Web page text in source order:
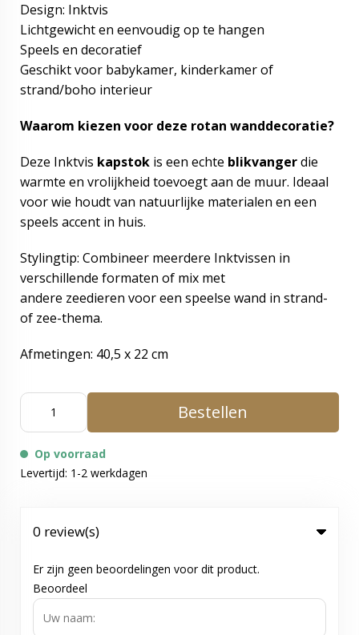
Design: Inktvis
Lichtgewicht en eenvoudig op te hangen
Speels en decoratief
Geschikt voor babykamer, kinderkamer of
strand/boho interieur
Waarom kiezen voor deze rotan wanddecoratie?
Deze Inktvis kapstok is een echte blikvangerdie
warmte en vrolijkheid toevoegt aan de muur. Ideaal
voor wie houdt van natuurlijke materialen en een
speels accent in huis.
Stylingtip: Combineer meerdere Inktvissen in
verschillende formaten of mix met
andere zeedieren voor een speelse wand in strand-
of zee-thema.
Afmetingen: 40,5 x 22 cm
Bestellen
Op voorraad
Levertijd: 1-2 werkdagen
0 review(s)
Er zijn geen beoordelingen voor dit product.
Beoordeel